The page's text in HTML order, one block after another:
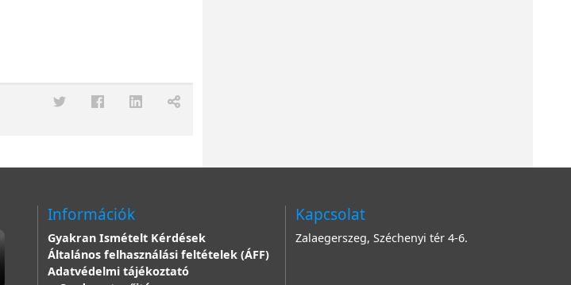
Információk
Gyakran Ismételt Kérdések
Általános felhasználási feltételek (ÁFF)
Adatvédelmi tájékoztató
Kapcsolat
Zalaegerszeg, Széchenyi tér 4-6.